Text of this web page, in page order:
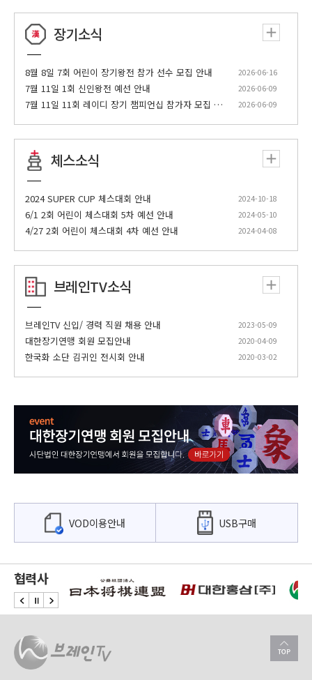
19:00
1회 신인왕전 1회 [A조 16강 1경기 김정준VS강
아빈]
20:00 속성 포진 완전정복 20회
20:30
대한홍삼건강백화점배 7회 오픈장기 대항전 24
회 [준결승 2경기 4회전 박대원(경남)VS황명훈
(금천)]
21:30
팝콘플랫폼배 6회 프로기전 35회 [결승전 3회전
이점섭VS김현기] (끝)
22:00
다우한우배 10회 K-장기 챔피언십 11회 [B조 32
강 3경기 장성주VS성우제]
23:30 비급 포진 처방전 21회
00:30
대한홍삼건강백화점배 제7회 세계인 장기대회 1
올리비에]
02:30 브레인TV스페셜 명예의 전당 시즌3 47회
장기소식
8월 8일 7회 어린이 장기왕전 참가 선수 모집 안내 2026-06-16
7월 11일 1회 신인왕전 예선 안내 2026-06-09
7월 11일 11회 레이디 장기 챔피언십 참가자 모집 안내 2026-06-09
체스소식
2024 SUPER CUP 체스대회 안내 2024-10-18
6/1 2회 어린이 체스대회 5차 예선 안내 2024-05-10
4/27 2회 어린이 체스대회 4차 예선 안내 2024-04-08
브레인TV소식
브레인TV 신입/ 경력 직원 채용 안내 2023-05-09
대한장기연맹 회원 모집안내 2020-04-09
한국화 소단 김귀인 전시회 안내 2020-03-02
VOD이용안내 USB구매
협력사